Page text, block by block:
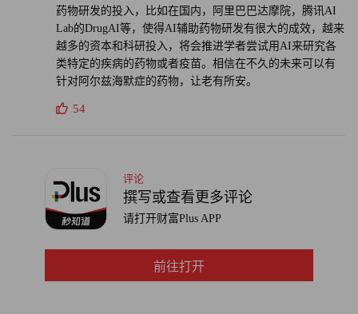
很有可能在这方面发挥重要作用的。
例如佛罗里达大学（University of Florida）在上周宣布，该
大学开发的人工智能模型可以通过研究患者的电子病历，提
员建议，一线医生在使用人工智能工具进行预测前，应该对
（财富中文网）
译者：朴成奎
药物研发的投入，比如在国内，阿里巴巴达摩院，腾讯AI
Lab的DrugAI等，使得AI辅助药物研发有很大的成效，越来
越多的资本和科研投入，将会推进学者尝试用AI来研究各
类特定的疾病的药物或者疫苗。相信在不久的未来可以有
针对阿尔兹海默症的药物，让老有所安。
54
评论
撰写或查看更多评论
请打开财富Plus APP
前往打开